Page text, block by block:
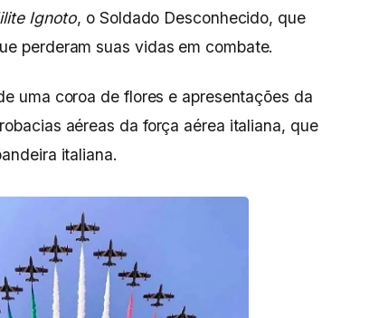
Ignoto, o Soldado Desconhecido, que
perderam suas vidas em combate.
uma coroa de flores e apresentações da
aéreas da força aérea italiana, que
italiana.